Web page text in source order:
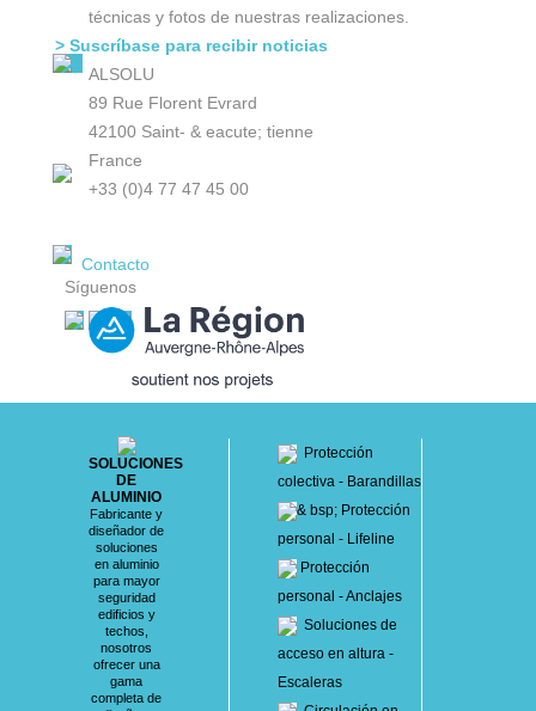
técnicas y fotos de nuestras realizaciones.
> Suscríbase para recibir noticias
ALSOLU
89 Rue Florent Evrard
42100 Saint- & eacute; tienne
France
+33 (0)4 77 47 45 00
Contacto
Síguenos
SOLUCIONES
DE
ALUMINIO
Fabricante y
diseñador de
soluciones
en aluminio
para mayor
seguridad
edificios y
techos,
nosotros
ofrecer una
gama
completa de
Protección
colectiva - Barandillas
& bsp; Protección
personal - Lifeline
Protección
personal - Anclajes
Soluciones de
acceso en altura -
Escaleras